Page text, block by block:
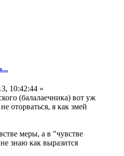
10:42:44 »
(балалаечника) вот уж
оторваться, я как змей
меры, а в "чувстве
знаю как выразится